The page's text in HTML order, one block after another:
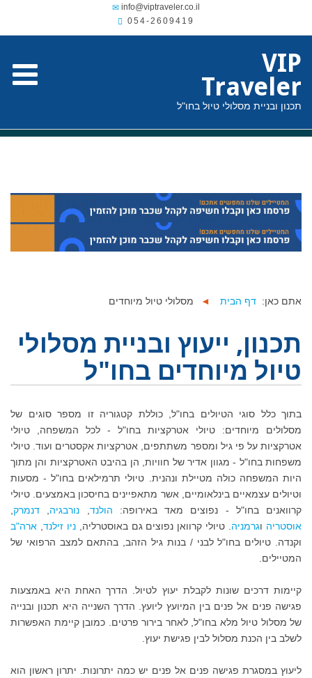
054-2609419
VIP
Traveler
תכנון ובניית מסלולי טיול בחו"ל
אתם כאן: דף הבית ◄ מסלולי טיול מיוחדים
תכנון, ייעוץ ובניית מסלולי
טיול מיוחדים בחו"ל
בתוך כלל סוגי הטיולים בחו"ל, כוללת קטגוריה זו מספר סוגים של
מסלולים מיוחדים: טיולי אטרקציות בחו"ל - לכל המשפחה, טיולי
אטרקציות על פי גיל ומספר משתתפים, אטרקציות אקסטרים ועוד. טיולי
משפחות בחו"ל - מגוון אדיר של חוויות, הן בהיבט האטרקציות והן מתוך
היות המשפחה כולה מטיילת ונהנית. טיולי תרמילאים בחו"ל - מסעות
וטיולים עצמאיים בינלאומיים, אשר מתאפיינים בחיסכון באמצעים. טיולי
קרוואנים בחו"ל - נפוצים מאד באירופה: הולנד נורבגיה דנמרק
אוסטריה וגרמניה . טיולי קרוואן נפוצים גם באוסטרליה,ניו זילנד ארה"ב
וקנדה. טיולים בחו"ל לבני / בנות גיל הזהב, בהתאם למצב הרפואי של
המטיילים.
קיימות דרכים שונות לקבלת יעוץ לטיול. הדרך האחת היא באמצעות
פגישה פנים אל פנים בין המיועץ ליועץ. הדרך השנייה היא תכנון ובנייה
של מסלול טיול מלא בחו"ל, לאחר בירור פרטים. כמובן קיימת האפשרות
לשלב בין הכנת מסלול לבין פגישת יעוץ.
ליעוץ במסגרת פגישה פנים אל פנים יש כמה יתרונות. יתרון ראשון הוא